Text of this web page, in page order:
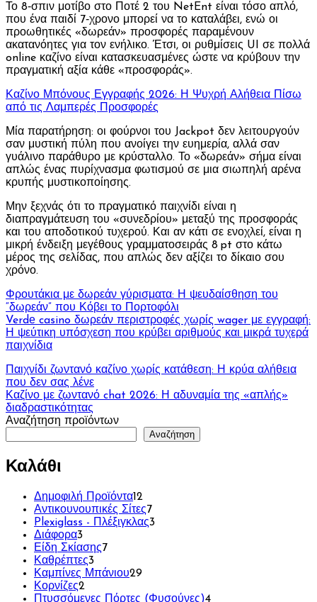
Το 8‑σπιν μοτίβο στο Ποτέ 2 του NetEnt είναι τόσο απλό,
που ένα παιδί 7‑χρονο μπορεί να το καταλάβει, ενώ οι
προωθητικές «δωρεάν» προσφορές παραμένουν
ακατανόητες για τον ενήλικο. Έτσι, οι ρυθμίσεις UI σε πολλά
online καζίνο είναι κατασκευασμένες ώστε να κρύβουν την
πραγματική αξία κάθε «προσφοράς».
Καζίνο Μπόνους Εγγραφής 2026: Η Ψυχρή Αλήθεια Πίσω
από τις Λαμπερές Προσφορές
Μία παρατήρηση: οι φούρνοι του Jackpot δεν λειτουργούν
σαν μυστική πύλη που ανοίγει την ευημερία, αλλά σαν
γυάλινο παράθυρο με κρύσταλλο. Το «δωρεάν» σήμα είναι
απλώς ένας πυρίχνασμα φωτισμού σε μια σιωπηλή αρένα
κρυπής μυστικοποίησης.
Μην ξεχνάς ότι το πραγματικό παιχνίδι είναι η
διαπραγμάτευση του «συνεδρίου» μεταξύ της προσφοράς
και του αποδοτικού τυχερού. Και αν κάτι σε ενοχλεί, είναι η
μικρή ένδειξη μεγέθους γραμματοσειράς 8 pt στο κάτω
μέρος της σελίδας, που απλώς δεν αξίζει το δίκαιο σου
χρόνο.
Φρουτάκια με δωρεάν γύρισματα: Η ψευδαίσθηση του
“δωρεάν” που Κόβει το Πορτοφόλι
Verdе casino δωρεάν περιστροφές χωρίς wager με εγγραφή:
Η ψεύτικη υπόσχεση που κρύβει αριθμούς και μικρά τυχερά
παιχνίδια
Πλοήγηση
άρθρων
Παιχνίδι ζωντανό καζίνο χωρίς κατάθεση: Η κρύα αλήθεια
που δεν σας λένε
Καζίνο με ζωντανό chat 2026: Η αδυναμία της «απλής»
διαδραστικότητας
Αναζήτηση προϊόντων
Αναζήτηση
Καλάθι
Δημοφιλή Προϊόντα12
προϊόντα
Αντικουνουπικές Σίτες77
προϊόντα
Plexiglass - Πλέξιγκλας33
Διάφορα33
προϊόντα
Είδη Σκίασης77
Καθρέπτες33
προϊόντα
Καμπίνες Μπάνιου2929
Κορνίζες2
προϊόντα
Πτυσσόμενες Πόρτες (Φυσούνες)44